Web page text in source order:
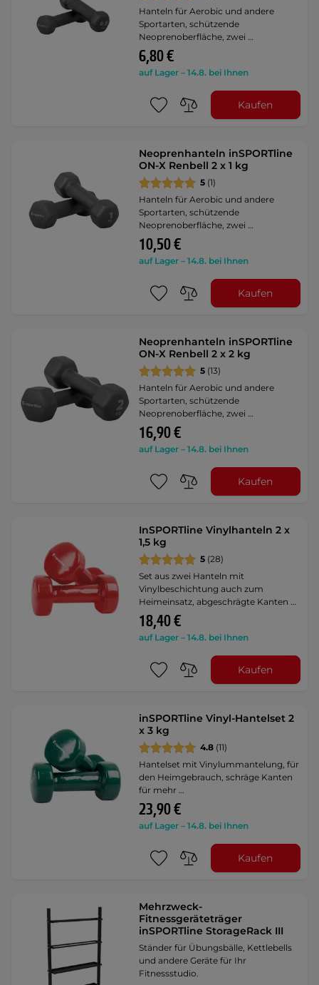
Hanteln für Aerobic und andere
Sportarten, schützende
Neoprenoberfläche, zwei …
6,80 €
auf Lager – 14.8. bei Ihnen
Kaufen
Neoprenhanteln inSPORTline
ON-X Renbell 2 x 1 kg
5 (1)
Hanteln für Aerobic und andere
Sportarten, schützende
Neoprenoberfläche, zwei …
10,50 €
auf Lager – 14.8. bei Ihnen
Kaufen
Neoprenhanteln inSPORTline
ON-X Renbell 2 x 2 kg
5 (13)
Hanteln für Aerobic und andere
Sportarten, schützende
Neoprenoberfläche, zwei …
16,90 €
auf Lager – 14.8. bei Ihnen
Kaufen
InSPORTline Vinylhanteln 2 x
1,5 kg
5 (28)
Set aus zwei Hanteln mit
Vinylbeschichtung auch zum
Heimeinsatz, abgeschrägte Kanten …
18,40 €
auf Lager – 14.8. bei Ihnen
Kaufen
inSPORTline Vinyl-Hantelset 2
x 3 kg
4.8 (11)
Hantelset mit Vinylummantelung, für
den Heimgebrauch, schräge Kanten
für mehr …
23,90 €
auf Lager – 14.8. bei Ihnen
Kaufen
Mehrzweck-
Fitnessgeräteträger
inSPORTline StorageRack III
Ständer für Übungsbälle, Kettlebells
und andere Geräte für Ihr
Fitnessstudio.